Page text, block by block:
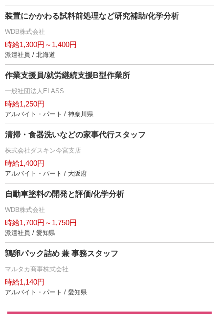
装置にかかわる試料前処理など研究補助/化学分析
WDB株式会社
時給1,300円～1,400円
派遣社員 / 北海道
作業支援員/就労継続支援B型作業所
一般社団法人ELASS
時給1,250円
アルバイト・パート / 神奈川県
清掃・食器洗いなどの家事代行スタッフ
株式会社ダスキン今宮支店
時給1,400円
アルバイト・パート / 大阪府
自動車塗料の開発と評価/化学分析
WDB株式会社
時給1,700円～1,750円
派遣社員 / 愛知県
鶉卵パック詰め 兼 事務スタッフ
マルタカ商事株式会社
時給1,140円
アルバイト・パート / 愛知県